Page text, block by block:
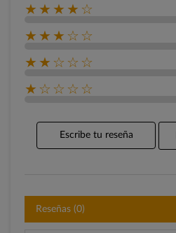
★★★★☆
★★★☆☆
★★☆☆☆
★☆☆☆☆
Escribe tu reseña
Reseñas (0)